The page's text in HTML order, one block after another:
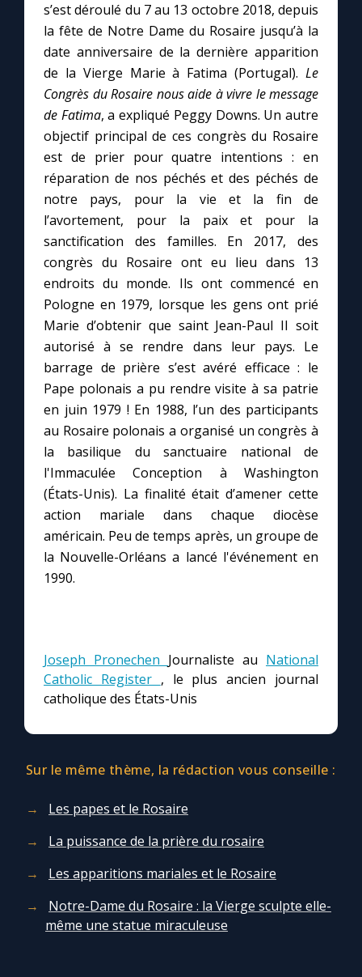
Mes intentions de prière
Une Minute avec Marie
Une neuvaine
À la une
1000 Raisons de Croire
Chapelet pour le monde
Contact
Faire un don
Marie de Nazareth
s’est déroulé du 7 au 13 octobre 2018, depuis
la fête de Notre Dame du Rosaire jusqu’à la
date anniversaire de la dernière apparition
de la Vierge Marie à Fatima (Portugal). Le
Congrès du Rosaire nous aide à vivre le message
de Fatima, a expliqué Peggy Downs. Un autre
objectif principal de ces congrès du Rosaire
est de prier pour quatre intentions : en
réparation de nos péchés et des péchés de
notre pays, pour la vie et la fin de
l’avortement, pour la paix et pour la
sanctification des familles. En 2017, des
congrès du Rosaire ont eu lieu dans 13
endroits du monde. Ils ont commencé en
Pologne en 1979, lorsque les gens ont prié
Marie d’obtenir que saint Jean-Paul II soit
autorisé à se rendre dans leur pays. Le
barrage de prière s’est avéré efficace : le
Pape polonais a pu rendre visite à sa patrie
en juin 1979 ! En 1988, l’un des participants
au Rosaire polonais a organisé un congrès à
la basilique du sanctuaire national de
l'Immaculée Conception à Washington
(États-Unis). La finalité était d’amener cette
action mariale dans chaque diocèse
américain. Peu de temps après, un groupe de
la Nouvelle-Orléans a lancé l'événement en
1990.
Joseph Pronechen Journaliste au National
Catholic Register , le plus ancien journal
catholique des États-Unis
Sur le même thème, la rédaction vous conseille :
Les papes et le Rosaire
La puissance de la prière du rosaire
Les apparitions mariales et le Rosaire
Notre-Dame du Rosaire : la Vierge sculpte elle-
même une statue miraculeuse